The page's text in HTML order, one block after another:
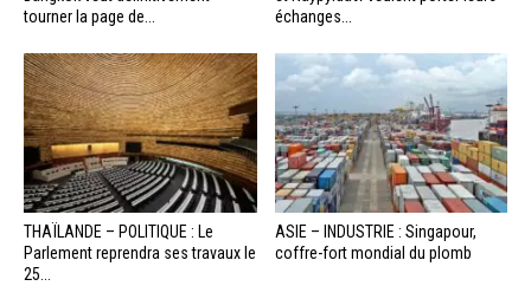
tourner la page de...
échanges...
THAÏLANDE – POLITIQUE : Le
Parlement reprendra ses travaux le
25...
ASIE – INDUSTRIE : Singapour,
coffre-fort mondial du plomb